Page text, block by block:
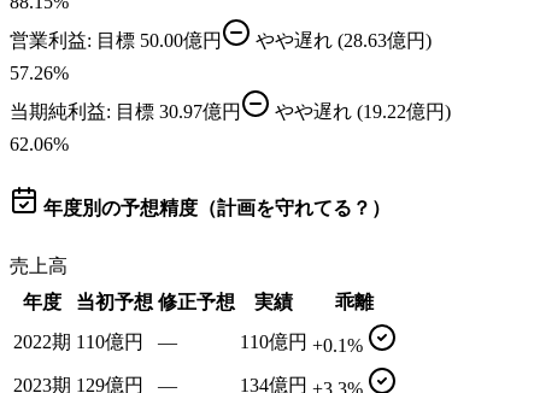
営業利益: 目標 50.00億円 やや遅れ (28.63億円)
57.26%
当期純利益: 目標 30.97億円 やや遅れ (19.22億円)
62.06%
年度別の予想精度（計画を守れてる？）
売上高
年度
当初予想 修正予想 実績
乖離
2022期 110億円 — 110億円 +0.1%
2023期 129億円 — 134億円 +3.3%